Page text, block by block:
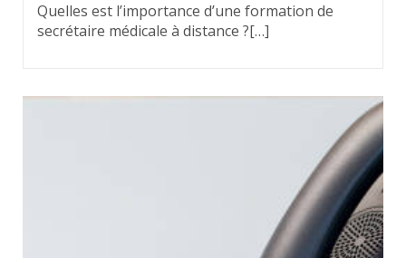
Quelles est l’importance d’une formation de
secrétaire médicale à distance ?[…]